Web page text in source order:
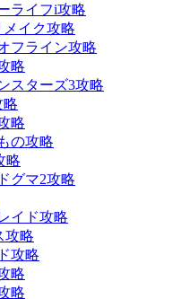
ライフi攻略
メイク攻略
フライン攻略
略
スターズ3攻略
略
略
の攻略
略
グマ2攻略
イド攻略
攻略
攻略
略
略